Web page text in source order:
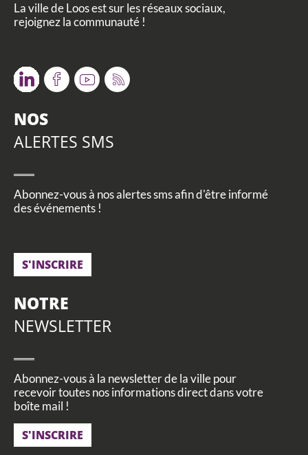
La ville de Loos est sur les réseaux sociaux,
rejoignez la communauté !
TwitterFacebookYoutube
RSS
NOS
ALERTES SMS
Abonnez-vous à nos alertes sms afin d'être informé
des événements !
S'INSCRIRE
NOTRE
NEWSLETTER
Abonnez-vous à la newsletter de la ville pour
recevoir toutes nos informations direct dans votre
boîte mail !
S'INSCRIRE